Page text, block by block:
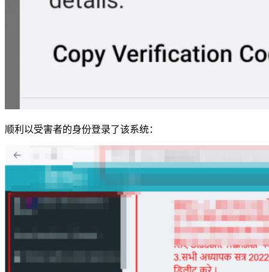
顺利以受害者的身份登录了该系统：